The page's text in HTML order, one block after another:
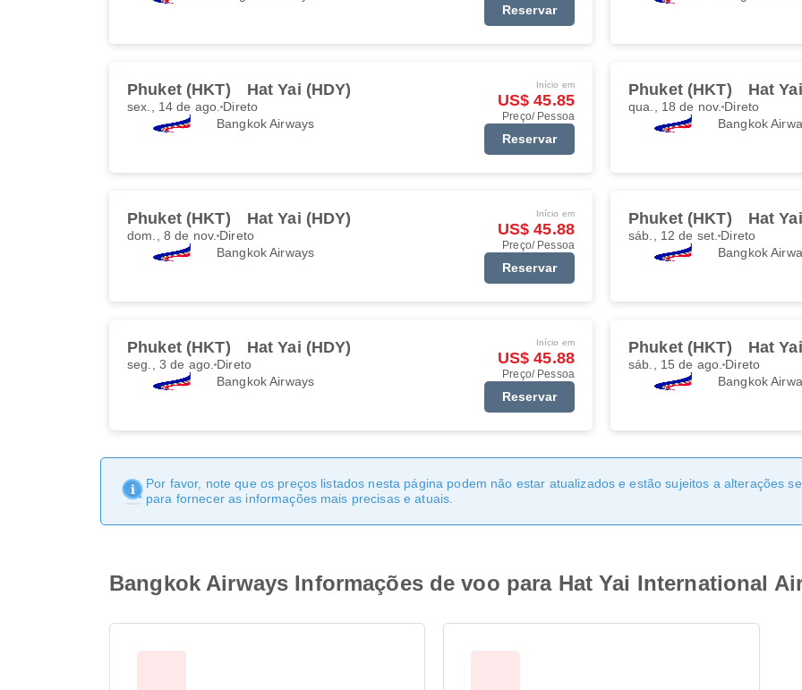
Reservar
Phuket (HKT) Hat Yai (HDY)
sex., 14 de ago. Direto
Bangkok Airways
Início em
US$ 45.85
Preço/ Pessoa
Reservar
Phuket (HKT) Hat
qua., 18 de nov. Direto
Bangkok
Phuket (HKT) Hat Yai (HDY)
dom., 8 de nov. Direto
Bangkok Airways
Início em
US$ 45.88
Preço/ Pessoa
Reservar
Phuket (HKT) Hat
sáb., 12 de set. Direto
Bangkok
Phuket (HKT) Hat Yai (HDY)
seg., 3 de ago. Direto
Bangkok Airways
Início em
US$ 45.88
Preço/ Pessoa
Reservar
Phuket (HKT) Hat
sáb., 15 de ago. Direto
Bangkok
Por favor, note que os preços listados nesta página podem não estar atualizados e estão sujeitos a alterações
para fornecer as informações mais precisas e atuais.
Bangkok Airways Informações de voo para Hat Yai International